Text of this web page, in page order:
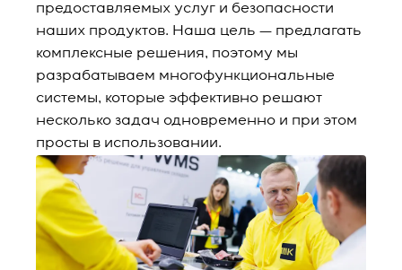
предоставляемых услуг и безопасности
наших продуктов. Наша цель — предлагать
комплексные решения, поэтому мы
разрабатываем многофункциональные
системы, которые эффективно решают
несколько задач одновременно и при этом
просты в использовании.